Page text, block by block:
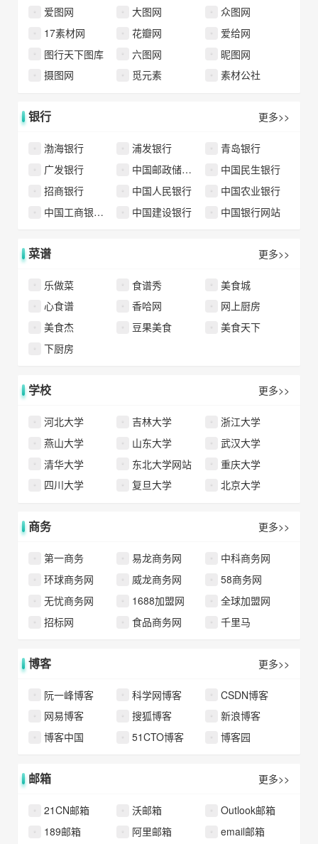
爱图网 大图网
众图网
17素材网
花瓣网
爱给网
图行天下图库
六图网
昵图网
摄图网
觅元素 素材公社
银行 更多>>
渤海银行 浦发银行
青岛银行
广发银行
中国邮政储蓄银行
中国民生银行
招商银行
中国人民银行
中国农业银行
中国工商银行中国网站
中国建设银行 中国银行网站
菜谱 更多>>
乐做菜 食谱秀
美食城
心食谱
香哈网
网上厨房
美食杰
豆果美食
美食天下
下厨房
学校 更多>>
河北大学 吉林大学
浙江大学
燕山大学
山东大学
武汉大学
清华大学
东北大学网站
重庆大学
四川大学
复旦大学 北京大学
商务 更多>>
第一商务 易龙商务网
中科商务网
环球商务网
威龙商务网
58商务网
无忧商务网
1688加盟网
全球加盟网
招标网
食品商务网 千里马
博客 更多>>
阮一峰博客 科学网博客
CSDN博客
网易博客
搜狐博客
新浪博客
博客中国
51CTO博客 博客园
邮箱 更多>>
21CN邮箱 沃邮箱
Outlook邮箱
189邮箱
阿里邮箱
email邮箱